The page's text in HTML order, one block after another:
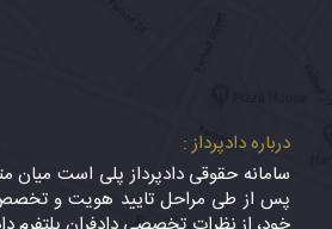
درباره دادپرداز :
سامانه حقوقی دادپرداز پلی است
پس از طی مراحل تایید هویت و